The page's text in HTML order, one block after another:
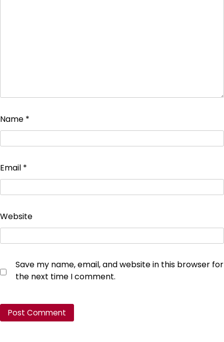
Name *
Email *
Website
Save my name, email, and website in this browser for
the next time I comment.